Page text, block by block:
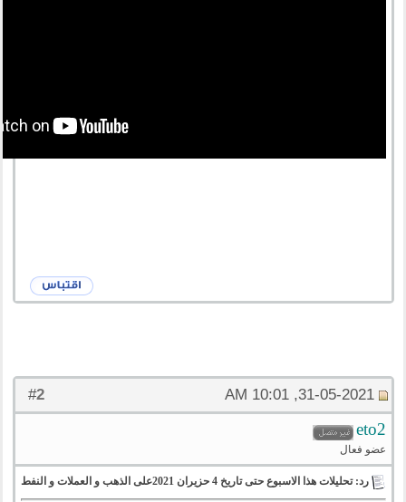
#
2 31-05-2021, 10:01 AM
eto2
عضو فعال
رد: تحليلات هذا الاسبوع حتى تاريخ 4 حزيران 2021على الذهب و العملات و النفط